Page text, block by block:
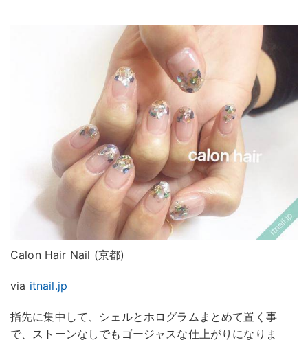
Calon Hair Nail (京都)
via itnail.jp
指先に集中して、シェルとホログラムまとめて置く事
で、ストーンなしでもゴージャスな仕上がりになりま